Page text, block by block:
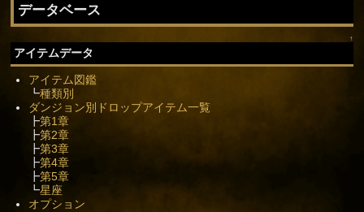
データベース
↑
アイテムデータ
アイテム図鑑
┗種類別
ダンジョン別ドロップアイテム一覧
┣第1章
┣第2章
┣第3章
┣第4章
┣第5章
┗星座
オプション